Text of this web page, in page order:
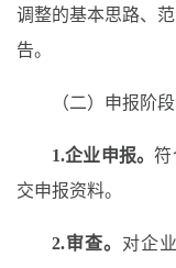
调整的基本思路、
告。
（二）申报阶
1.企业申报。符
交申报资料。
2.审查。 对企